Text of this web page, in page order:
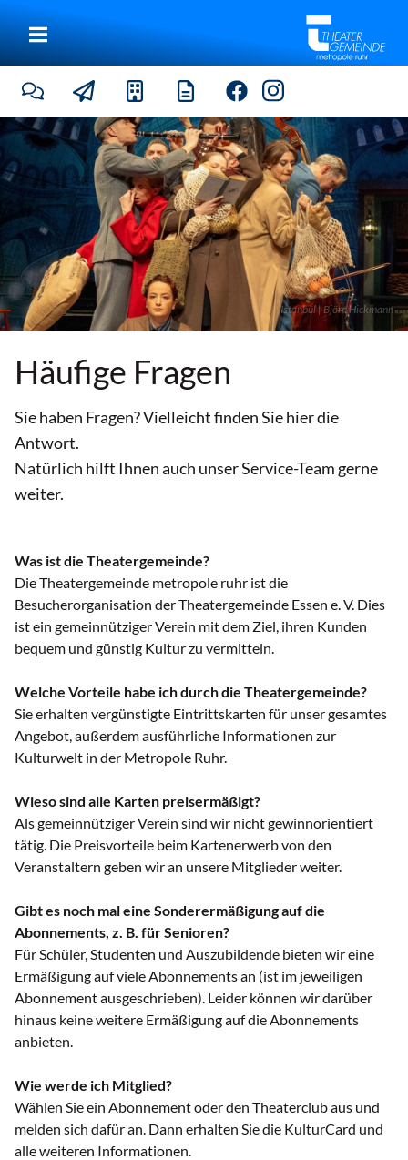
Istanbul | Björn Hickmann
Häufige Fragen
Sie haben Fragen? Vielleicht finden Sie hier die
Antwort.
Natürlich hilft Ihnen auch unser Service-Team gerne
weiter.
Was ist die Theatergemeinde?
Die Theatergemeinde metropole ruhr ist die
Besucherorganisation der Theatergemeinde Essen e. V. Dies
ist ein gemeinnütziger Verein mit dem Ziel, ihren Kunden
bequem und günstig Kultur zu vermitteln.
Welche Vorteile habe ich durch die Theatergemeinde?
Sie erhalten vergünstigte Eintrittskarten für unser gesamtes
Angebot, außerdem ausführliche Informationen zur
Kulturwelt in der Metropole Ruhr.
Wieso sind alle Karten preisermäßigt?
Als gemeinnütziger Verein sind wir nicht gewinnorientiert
tätig. Die Preisvorteile beim Kartenerwerb von den
Veranstaltern geben wir an unsere Mitglieder weiter.
Gibt es noch mal eine Sonderermäßigung auf die
Abonnements, z. B. für Senioren?
Für Schüler, Studenten und Auszubildende bieten wir eine
Ermäßigung auf viele Abonnements an (ist im jeweiligen
Abonnement ausgeschrieben). Leider können wir darüber
hinaus keine weitere Ermäßigung auf die Abonnements
anbieten.
Wie werde ich Mitglied?
Wählen Sie ein Abonnement oder den Theaterclub aus und
melden sich dafür an. Dann erhalten Sie die KulturCard und
alle weiteren Informationen.